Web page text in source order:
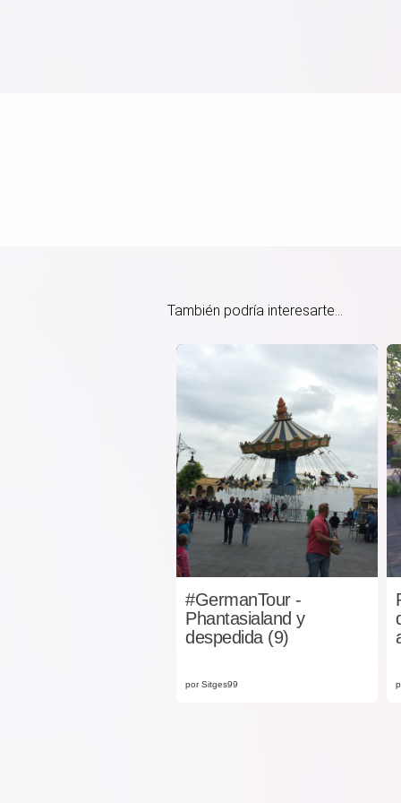
También podría interesarte...
#GermanTour -
Phantasialand y
despedida (9)
por Sitges99